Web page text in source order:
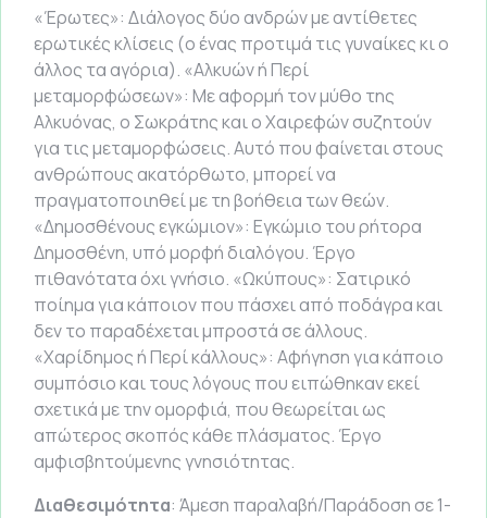
«Έρωτες»: Διάλογος δύο ανδρών με αντίθετες
ερωτικές κλίσεις (ο ένας προτιμά τις γυναίκες κι ο
άλλος τα αγόρια). «Αλκυών ή Περί
μεταμορφώσεων»: Με αφορμή τον μύθο της
Αλκυόνας, ο Σωκράτης και ο Χαιρεφών συζητούν
για τις μεταμορφώσεις. Αυτό που φαίνεται στους
ανθρώπους ακατόρθωτο, μπορεί να
πραγματοποιηθεί με τη βοήθεια των θεών.
«Δημοσθένους εγκώμιον»: Εγκώμιο του ρήτορα
Δημοσθένη, υπό μορφή διαλόγου. Έργο
πιθανότατα όχι γνήσιο. «Ωκύπους»: Σατιρικό
ποίημα για κάποιον που πάσχει από ποδάγρα και
δεν το παραδέχεται μπροστά σε άλλους.
«Χαρίδημος ή Περί κάλλους»: Αφήγηση για κάποιο
συμπόσιο και τους λόγους που ειπώθηκαν εκεί
σχετικά με την ομορφιά, που θεωρείται ως
απώτερος σκοπός κάθε πλάσματος. Έργο
αμφισβητούμενης γνησιότητας.
Διαθεσιμότητα: Άμεση παραλαβή/Παράδοση σε 1-